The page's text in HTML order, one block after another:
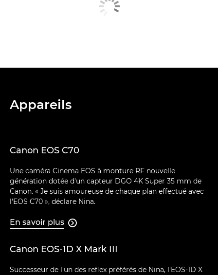
Appareils
Canon EOS C70
Une caméra Cinema EOS à monture RF nouvelle
génération dotée d'un capteur DGO 4K Super 35 mm de
Canon. « Je suis amoureuse de chaque plan effectué avec
l'EOS C70 », déclare Nina.
En savoir plus 
Canon EOS-1D X Mark III
Successeur de l'un des reflex préférés de Nina, l'EOS-1D X